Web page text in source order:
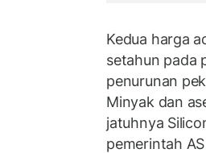
Kedua harga
setahun pada
penurunan
Minyak dan
jatuhnya
pemerintah